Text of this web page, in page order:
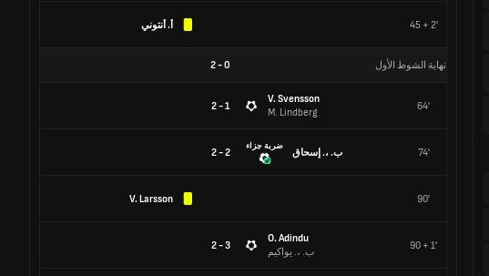
45 + 2' أ. أنتوني
نهاية الشوط الأول 0
-
2
64'
V. Svensson
M. Lindberg
1 - 2
74' ب. ،. إسحاق
ضربة جزاء
2 - 2
90'
V. Larsson
90 + 1'
O. Adindu
ب. ،. يواكيم
3 - 2